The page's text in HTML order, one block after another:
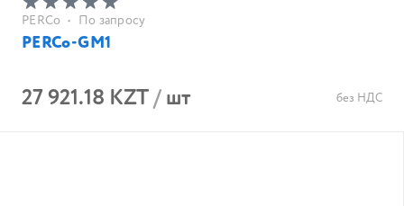
PERCo • По запросу
PERCo-GM1
27 921.18 KZT/шт без НДС